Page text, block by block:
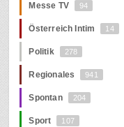
Messe TV 94
Österreich Intim 14
Politik 278
Regionales 941
Spontan 204
Sport 107